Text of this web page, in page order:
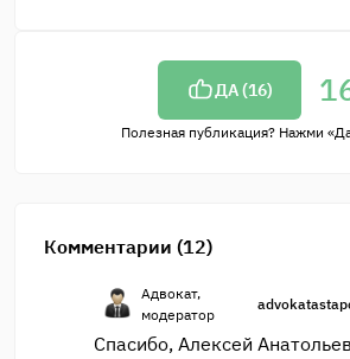
ДА (16)
Полезная публикация? Нажми
Комментарии (12)
Адвокат,
модератор
Спасибо, Алексей